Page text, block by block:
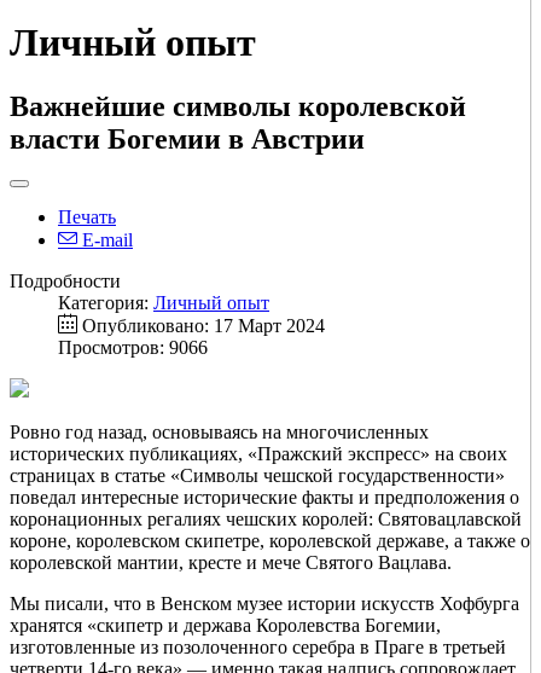
Личный опыт
Важнейшие символы королевской
власти Богемии в Австрии
Печать
E-mail
Подробности
Категория: Личный опыт
Опубликовано: 17 Март 2024
Просмотров: 9066
Ровно год назад, основываясь на многочисленных
исторических публикациях, «Пражский экспресс» на своих
страницах в статье «Символы чешской государственности»
поведал интересные исторические факты и предположения о
коронационных регалиях чешских королей: Святовацлавской
короне, королевском скипетре, королевской державе, а также о
королевской мантии, кресте и мече Святого Вацлава.
Мы писали, что в Венском музее истории искусств Хофбурга
хранятся «скипетр и держава Королевства Богемии,
изготовленные из позолоченного серебра в Праге в третьей